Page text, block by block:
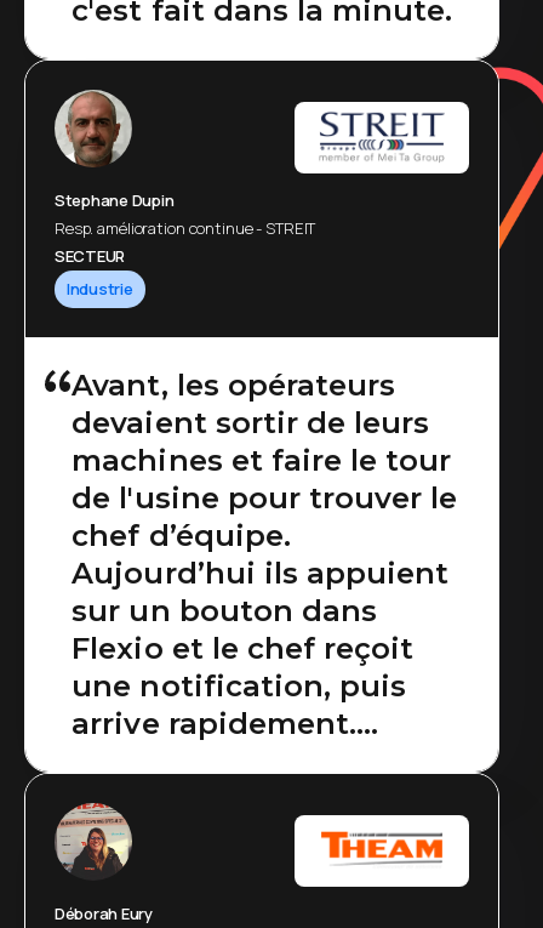
c'est fait dans la minute.
Stephane Dupin
Resp. amélioration continue - STREIT
SECTEUR
Industrie
Avant, les opérateurs
devaient sortir de leurs
machines et faire le tour
de l'usine pour trouver le
chef d’équipe.
Aujourd’hui ils appuient
sur un bouton dans
Flexio et le chef reçoit
une notification, puis
arrive rapidement.
aller le chercher.
Déborah Eury